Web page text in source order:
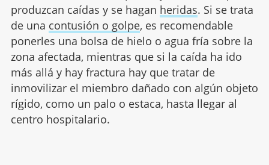
produzcan caídas y se hagan heridas. Si se trata
de una contusión o golpe, es recomendable
ponerles una bolsa de hielo o agua fría sobre la
zona afectada, mientras que si la caída ha ido
más allá y hay fractura hay que tratar de
inmovilizar el miembro dañado con algún objeto
rígido, como un palo o estaca, hasta llegar al
centro hospitalario.